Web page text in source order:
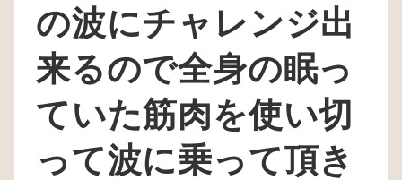
の波にチャレンジ出
来るので全身の眠っ
ていた筋肉を使い切
って波に乗って頂き